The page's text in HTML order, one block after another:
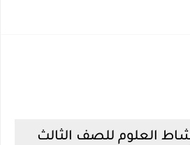
العلوم للصف الثالث